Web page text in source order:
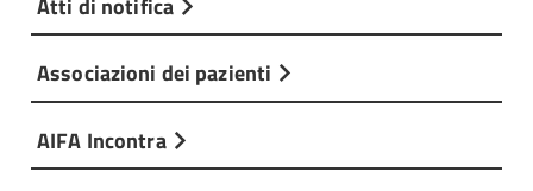
Associazioni dei pazienti
AIFA Incontra